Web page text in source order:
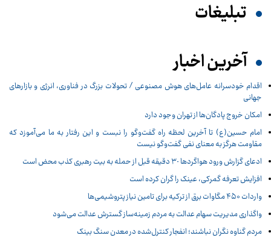
تبلیغات
آخرین اخبار
اقدام خودسرانه عامل‌های هوش مصنوعی / تحولات بزرگ در فناوری، انرژی و بازارهای
جهانی
امکان خروج پادگان‌ها از تهران وجود دارد
امام حسین(ع) تا آخرین لحظه راه گفت‌وگو را نبست و این رفتار به ما می‌آموزد که
مقاومت هرگز به معنای نفی گفت‌وگو نیست
ادعای گزارش ورود هواگردها ٣٠ دقیقه قبل از حمله به بیت رهبری کذب محض است
افزایش تعرفه گمرکی، عینک را گران کرده است
واردات ۴۵۰ مگاوات برق از ترکیه برای تامین نیاز پتروشیمی‌ها
واگذاری مدیریت سهام عدالت به مردم زمینه‌ساز گسترش عدالت می‌شود
مردم گناوه نگران نباشند؛ انفجار کنترل‌شده در معدن سنگ بینک